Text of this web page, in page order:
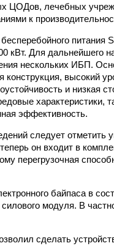
ЦОДов, лечебных
к
кВт. Для дальнейшего
нескольких ИБП.
высокий
и низкая
характеристики,
эффективность.
следует отметить
он входит в
перегрузочная
байпаса в
модуля. В
сделать